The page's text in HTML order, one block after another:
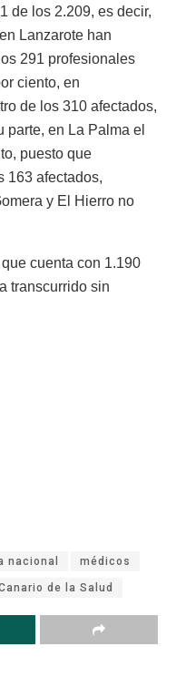
de los 2.209, es decir,
Lanzarote han
291 profesionales
ciento, en
de los 310 afectados,
parte, en La Palma el
puesto que
163 afectados,
y El Hierro no
cuenta con 1.190
transcurrido sin
nacional médicos
de la Salud